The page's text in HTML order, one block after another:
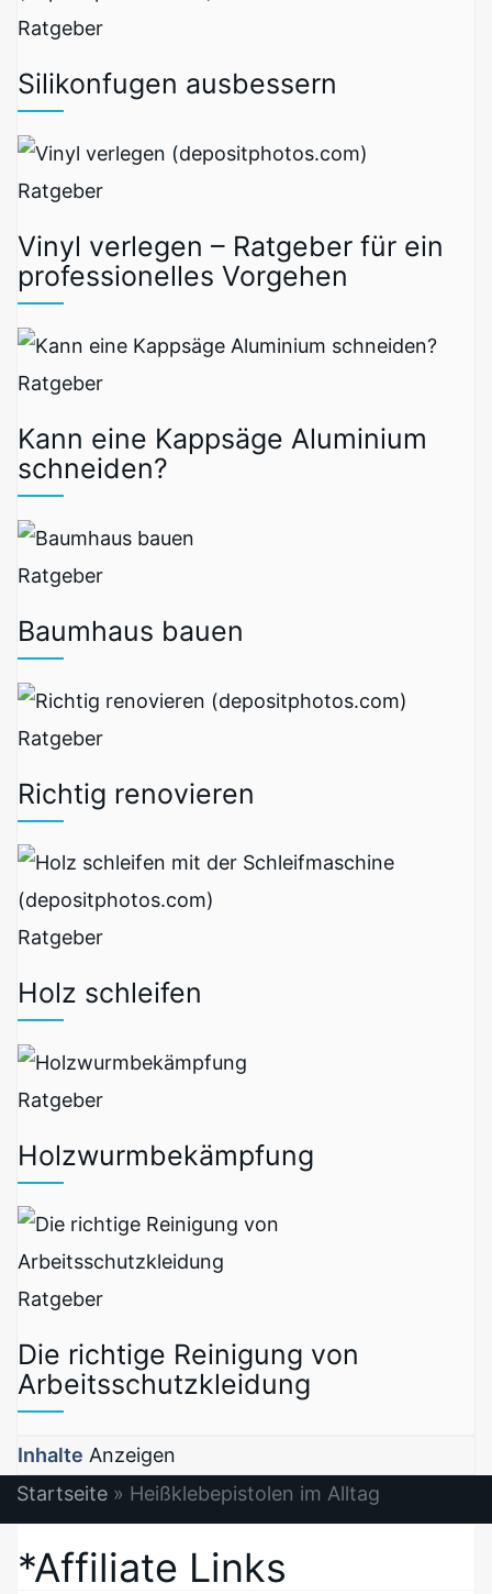
Ratgeber
Silikonfugen ausbessern
Ratgeber
Vinyl verlegen – Ratgeber für ein
professionelles Vorgehen
Ratgeber
Kann eine Kappsäge Aluminium
schneiden?
Ratgeber
Baumhaus bauen
Ratgeber
Richtig renovieren
Ratgeber
Holz schleifen
Ratgeber
Holzwurmbekämpfung
Ratgeber
Die richtige Reinigung von
Arbeitsschutzkleidung
Inhalte Anzeigen
Startseite » Heißklebepistolen im Alltag
*Affiliate Links